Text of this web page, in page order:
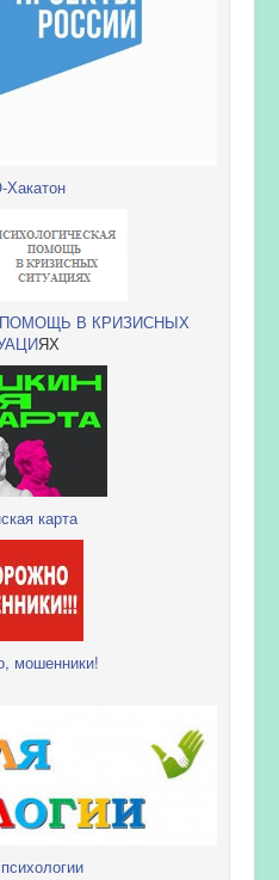
В КРИЗИСНЫХ
ЯХ
карта
мошенники!